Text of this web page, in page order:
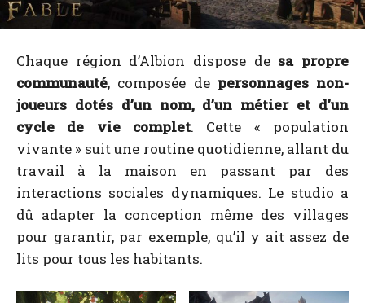
Chaque région d’Albion dispose de sa propre
communauté, composée de personnages non-
joueurs dotés d’un nom, d’un métier et d’un
cycle de vie complet. Cette « population
vivante » suit une routine quotidienne, allant du
travail à la maison en passant par des
interactions sociales dynamiques. Le studio a
dû adapter la conception même des villages
pour garantir, par exemple, qu’il y ait assez de
lits pour tous les habitants.